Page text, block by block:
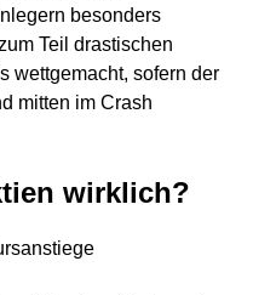
besonders
Teil drastischen
wettgemacht, sofern der
mitten im Crash
wirklich?